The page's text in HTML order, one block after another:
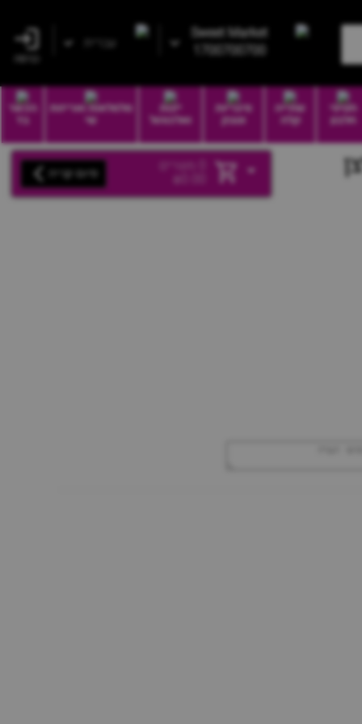
עברית
Sweet Market
1700700700
חטיפי
חלבון
שתייה
קלה
סיגריות
וטבק
יינות
ואלכוהול
סלסלאות ואריזות
שי
הכשר
בד
מוצרים
₪ סיום קנייה